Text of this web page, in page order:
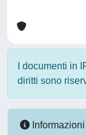
I documenti in
diritti sono
Informazioni